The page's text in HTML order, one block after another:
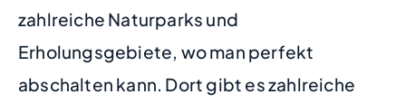
zahlreiche Naturparks und
Erholungsgebiete, wo man perfekt
abschalten kann. Dort gibt es zahlreiche